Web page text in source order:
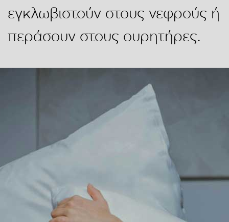
εγκλωβιστούν στους νεφρούς ή
περάσουν στους ουρητήρες.